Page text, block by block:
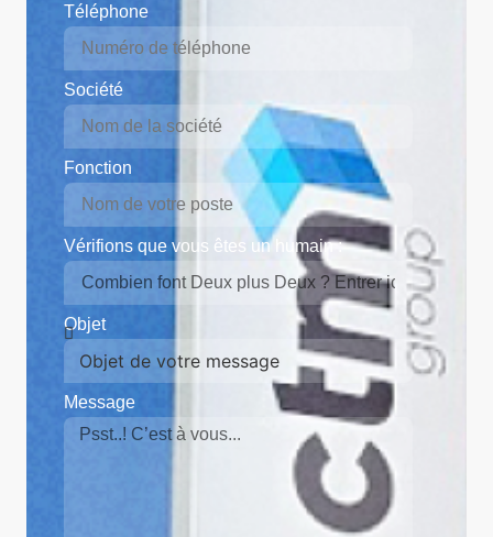
Téléphone
Société
Fonction
Vérifions que vous êtes un humain :
Objet
Message